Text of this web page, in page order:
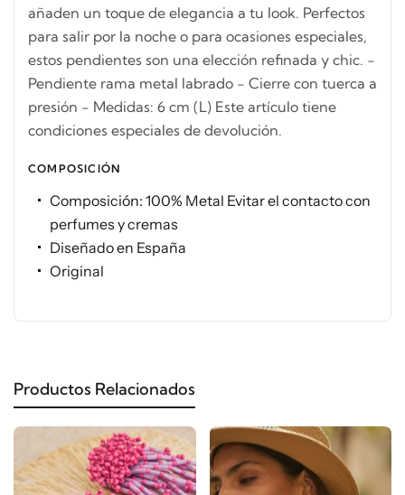
añaden un toque de elegancia a tu look. Perfectos
para salir por la noche o para ocasiones especiales,
estos pendientes son una elección refinada y chic. -
Pendiente rama metal labrado - Cierre con tuerca a
presión - Medidas: 6 cm (L) Este artículo tiene
condiciones especiales de devolución.
COMPOSICIÓN
Composición: 100% Metal Evitar el contacto con
perfumes y cremas
Diseñado en España
Original
Productos Relacionados